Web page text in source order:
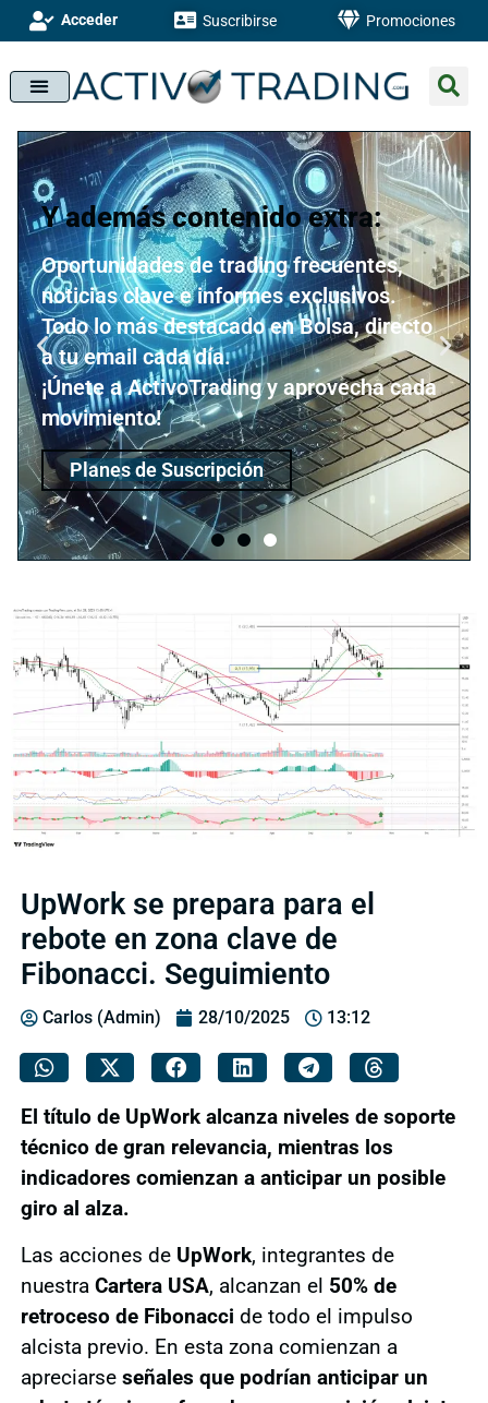
Acceder Suscribirse Promociones
Y además contenido extra:
Oportunidades de trading frecuentes,
noticias clave e informes exclusivos.
Todo lo más destacado en Bolsa, directo
a tu email cada día.
¡Únete a ActivoTrading y aprovecha cada
movimiento!
Planes de Suscripción
UpWork se prepara para el
rebote en zona clave de
Fibonacci. Seguimiento
Carlos (Admin) 28/10/2025 13:12
El título de UpWork alcanza niveles de soporte
técnico de gran relevancia, mientras los
indicadores comienzan a anticipar un posible
giro al alza.
Las acciones de UpWork, integrantes de
nuestra Cartera USA, alcanzan el 50% de
retroceso de Fibonacci de todo el impulso
alcista previo. En esta zona comienzan a
apreciarse señales que podrían anticipar un